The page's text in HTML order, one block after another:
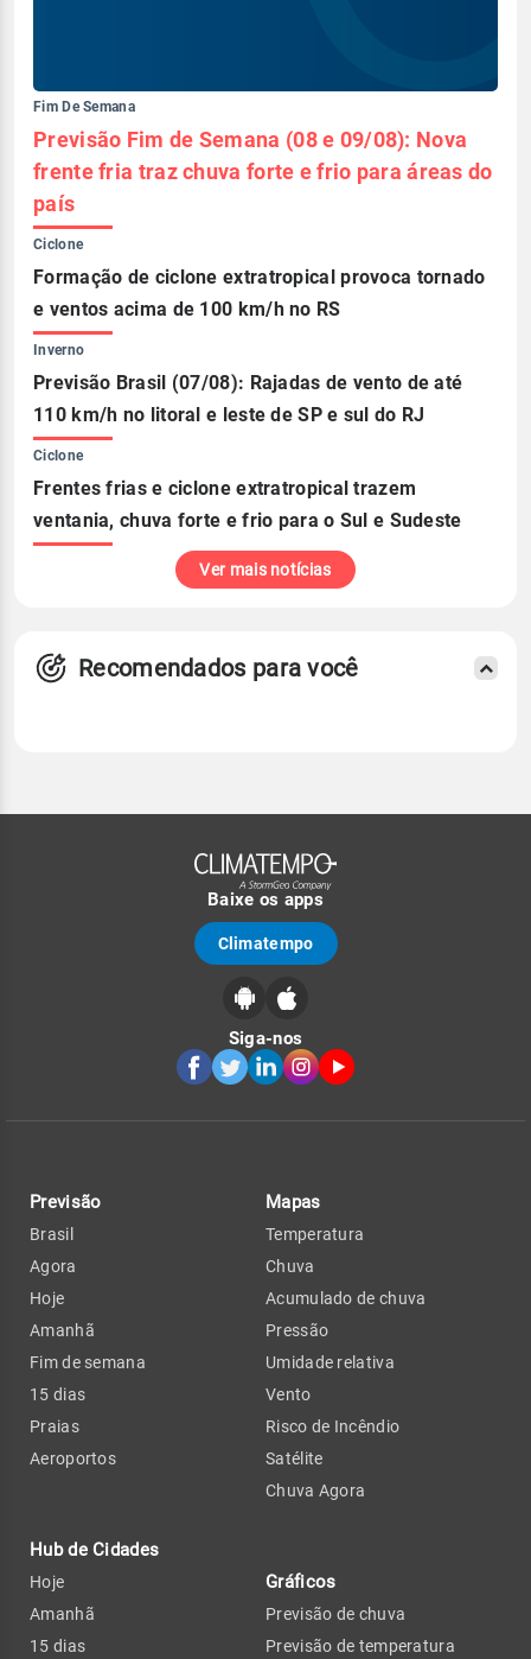
Fim De Semana
Previsão Fim de Semana (08 e 09/08): Nova
frente fria traz chuva forte e frio para áreas do
país
Ciclone
Formação de ciclone extratropical provoca tornado
e ventos acima de 100 km/h no RS
Inverno
Previsão Brasil (07/08): Rajadas de vento de até
110 km/h no litoral e leste de SP e sul do RJ
Ciclone
Frentes frias e ciclone extratropical trazem
ventania, chuva forte e frio para o Sul e Sudeste
Ver mais notícias
Recomendados para você
Baixe os apps
Climatempo
Siga-nos
Previsão
Brasil
Agora
Hoje
Amanhã
Fim de semana
15 dias
Praias
Aeroportos
Hub de Cidades
Hoje
Amanhã
15 dias
Mapas
Temperatura
Chuva
Acumulado de chuva
Pressão
Umidade relativa
Vento
Risco de Incêndio
Satélite
Chuva Agora
Gráficos
Previsão de chuva
Previsão de temperatura